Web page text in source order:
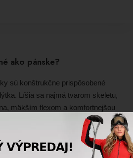
ako pánske?
sú konštrukčne prispôsobené
Líšia sa najmä tvarom skeletu,
mäkším flexom a komfortnejšou